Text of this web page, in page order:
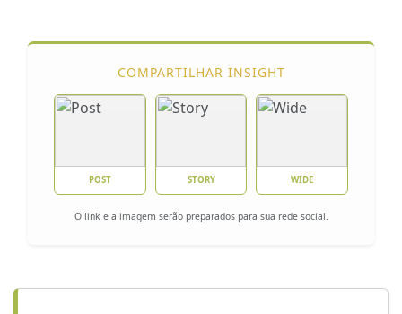
COMPARTILHAR INSIGHT
POST STORY WIDE
O link e a imagem serão preparados para sua rede social.